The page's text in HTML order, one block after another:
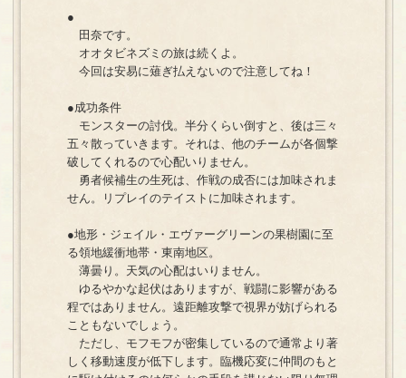
●
田奈です。
オオタビネズミの旅は続くよ。
今回は安易に薙ぎ払えないので注意してね！
●成功条件
モンスターの討伐。半分くらい倒すと、後は三々
五々散っていきます。それは、他のチームが各個撃
破してくれるので心配いりません。
勇者候補生の生死は、作戦の成否には加味されま
せん。リプレイのテイストに加味されます。
●地形・ジェイル・エヴァーグリーンの果樹園に至
る領地緩衝地帯・東南地区。
薄曇り。天気の心配はいりません。
ゆるやかな起伏はありますが、戦闘に影響がある
程ではありません。遠距離攻撃で視界が妨げられる
こともないでしょう。
ただし、モフモフが密集しているので通常より著
しく移動速度が低下します。臨機応変に仲間のもと